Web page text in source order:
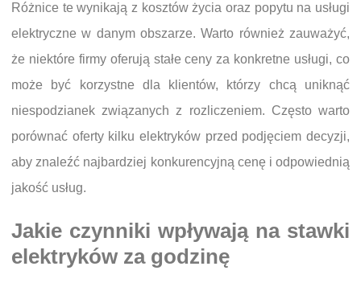
Różnice te wynikają z kosztów życia oraz popytu na usługi
elektryczne w danym obszarze. Warto również zauważyć,
że niektóre firmy oferują stałe ceny za konkretne usługi, co
może być korzystne dla klientów, którzy chcą uniknąć
niespodzianek związanych z rozliczeniem. Często warto
porównać oferty kilku elektryków przed podjęciem decyzji,
aby znaleźć najbardziej konkurencyjną cenę i odpowiednią
jakość usług.
Jakie czynniki wpływają na stawki
elektryków za godzinę